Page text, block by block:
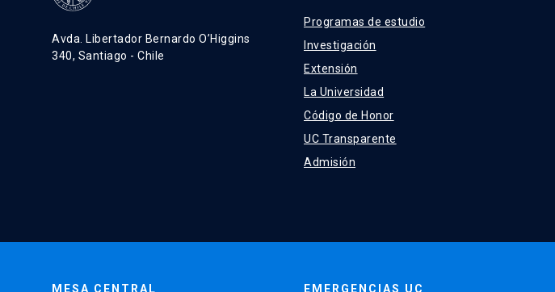
Avda. Libertador Bernardo O’Higgins
340, Santiago - Chile
Programas de estudio
Investigación
Extensión
La Universidad
Código de Honor
UC Transparente
Admisión
MESA CENTRAL EMERGENCIAS UC